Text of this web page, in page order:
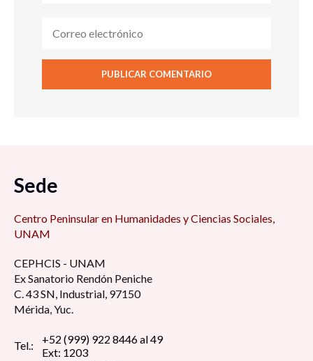
Sede
Centro Peninsular en Humanidades y Ciencias Sociales,
UNAM
CEPHCIS - UNAM
Ex Sanatorio Rendón Peniche
C. 43 SN, Industrial, 97150
Mérida, Yuc.
Tel.:
+52 (999) 922 8446 al 49
Ext: 1203